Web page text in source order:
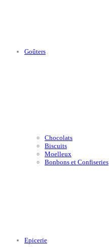
Goûters
Chocolats
Biscuits
Moelleux
Bonbons et Confiseries
Epicerie